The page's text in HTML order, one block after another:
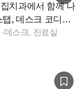
치과에서 함께 나
, 데스크 코디네
.데스크, 진료실